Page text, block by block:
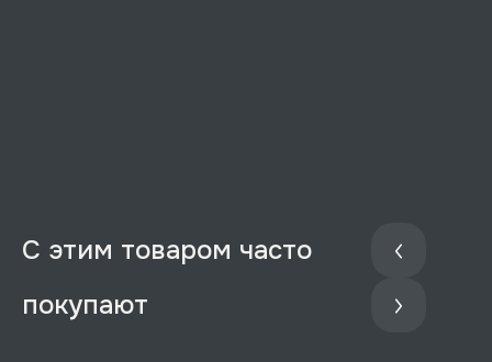
С этим товаром часто
покупают